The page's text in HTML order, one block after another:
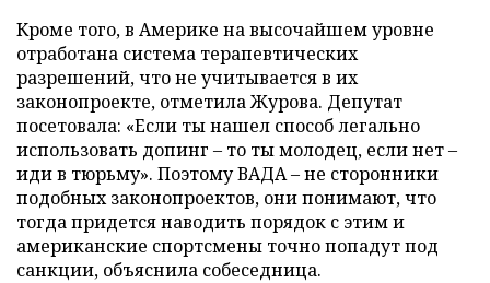
Кроме того, в Америке на высочайшем уровне
отработана система терапевтических
разрешений, что не учитывается в их
законопроекте, отметила Журова. Депутат
посетовала: «Если ты нашел способ легально
использовать допинг – то ты молодец, если нет –
иди в тюрьму». Поэтому ВАДА – не сторонники
подобных законопроектов, они понимают, что
тогда придется наводить порядок с этим и
американские спортсмены точно попадут под
санкции, объяснила собеседница.